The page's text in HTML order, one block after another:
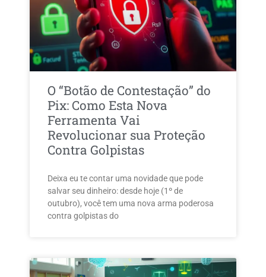
O “Botão de Contestação” do
Pix: Como Esta Nova
Ferramenta Vai
Revolucionar sua Proteção
Contra Golpistas
Deixa eu te contar uma novidade que pode
salvar seu dinheiro: desde hoje (1º de
outubro), você tem uma nova arma poderosa
contra golpistas do